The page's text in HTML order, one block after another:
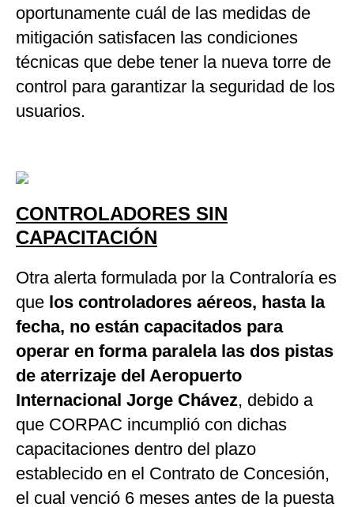
oportunamente cuál de las medidas de
mitigación satisfacen las condiciones
técnicas que debe tener la nueva torre de
control para garantizar la seguridad de los
usuarios.
CONTROLADORES SIN
CAPACITACIÓN
Otra alerta formulada por la Contraloría es
que los controladores aéreos, hasta la
fecha, no están capacitados para
operar en forma paralela las dos pistas
de aterrizaje del Aeropuerto
Internacional Jorge Chávez, debido a
que CORPAC incumplió con dichas
capacitaciones dentro del plazo
establecido en el Contrato de Concesión,
el cual venció 6 meses antes de la puesta